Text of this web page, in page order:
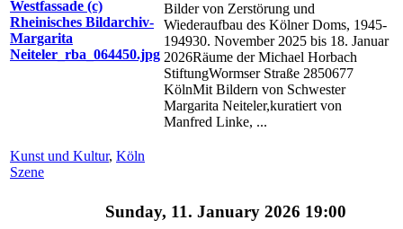
Bilder von Zerstörung und
Wiederaufbau des Kölner Doms, 1945-
194930. November 2025 bis 18. Januar
2026Räume der Michael Horbach
StiftungWormser Straße 2850677
KölnMit Bildern von Schwester
Margarita Neiteler,kuratiert von
Manfred Linke, ...
Kunst und Kultur, Köln
Szene
Sunday, 11. January 2026 19:00